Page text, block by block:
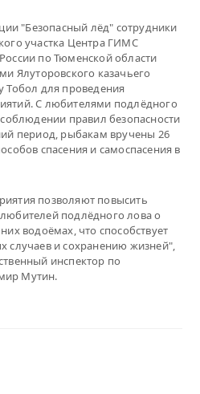
"Безопасный лёд" сотрудники
участка Центра ГИМС
по Тюменской области
Ялуторовского казачьего
Тобол для проведения
С любителями подлёдного
правил безопасности
период, рыбакам вручены 26
спасения и самоспасения в
позволяют повысить
подлёдного лова о
водоёмах, что способствует
случаев и сохранению жизней",
инспектор по
Мутин.